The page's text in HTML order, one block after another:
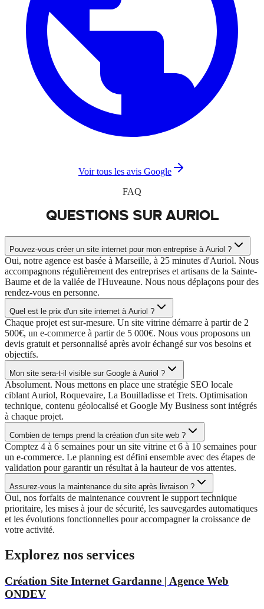
Voir tous les avis Google
FAQ
QUESTIONS SUR AURIOL
Pouvez-vous créer un site internet pour mon entreprise à Auriol ?
Oui, notre agence est basée à Marseille, à 25 minutes d'Auriol. Nous
accompagnons régulièrement des entreprises et artisans de la Sainte-
Baume et de la vallée de l'Huveaune. Nous nous déplaçons pour des
rendez-vous en personne.
Quel est le prix d'un site internet à Auriol ?
Chaque projet est sur-mesure. Un site vitrine démarre à partir de 2
500€, un e-commerce à partir de 5 000€. Nous vous proposons un
devis gratuit et personnalisé après avoir échangé sur vos besoins et
objectifs.
Mon site sera-t-il visible sur Google à Auriol ?
Absolument. Nous mettons en place une stratégie SEO locale
ciblant Auriol, Roquevaire, La Bouilladisse et Trets. Optimisation
technique, contenu géolocalisé et Google My Business sont intégrés
à chaque projet.
Combien de temps prend la création d'un site web ?
Comptez 4 à 6 semaines pour un site vitrine et 6 à 10 semaines pour
un e-commerce. Le planning est défini ensemble avec des étapes de
validation pour garantir un résultat à la hauteur de vos attentes.
Assurez-vous la maintenance du site après livraison ?
Oui, nos forfaits de maintenance couvrent le support technique
prioritaire, les mises à jour de sécurité, les sauvegardes automatiques
et les évolutions fonctionnelles pour accompagner la croissance de
votre activité.
Explorez nos services
Création Site Internet Gardanne | Agence Web
ONDEV